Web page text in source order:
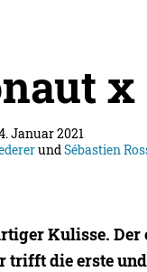
Januar 2021
undSébastien
Kulisse. Der
die erste